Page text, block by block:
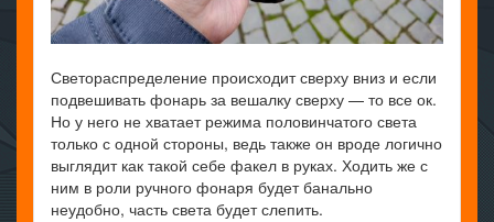
Светораспределение происходит сверху вниз и если
подвешивать фонарь за вешалку сверху — то все ок.
Но у него не хватает режима половинчатого света
только с одной стороны, ведь также он вроде логично
выглядит как такой себе факел в руках. Ходить же с
ним в роли ручного фонаря будет банально
неудобно, часть света будет слепить.